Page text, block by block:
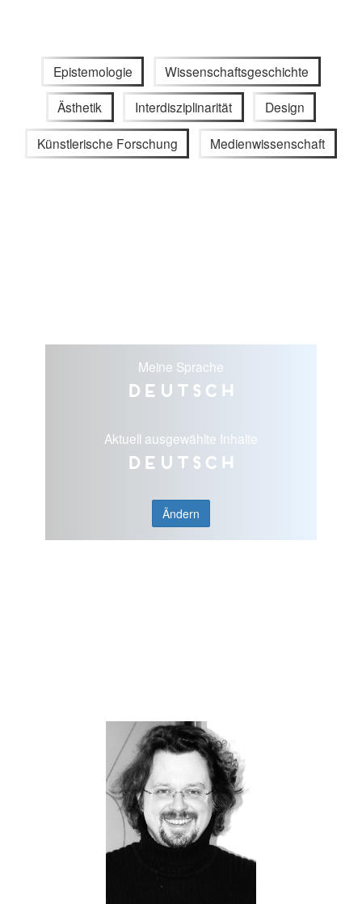
Epistemologie Wissenschaftsgeschichte
Ästhetik Interdisziplinarität Design
Künstlerische Forschung Medienwissenschaft
Meine Sprache
Deutsch
Aktuell ausgewählte Inhalte
Deutsch
Ändern